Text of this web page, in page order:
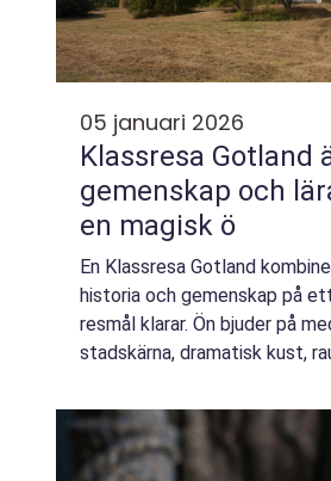
05 januari 2026
Klassresa Gotland äventyr,
gemenskap och
en magisk ö
En Klassresa Gotland
historia och gemenskap på
resmål klarar. Ön bjuder på
stadskärna, dramatisk kust,